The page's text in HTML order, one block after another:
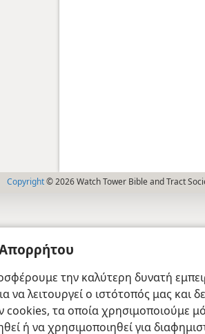
την καλύτερη δυνατή
να λειτουργεί ο ιστότοπός μας
cookies, τα οποία χρησιμοποιούμε
ή να χρησιμοποιηθεί για
Copyright© 2026 Watch Tower Bible and Tract